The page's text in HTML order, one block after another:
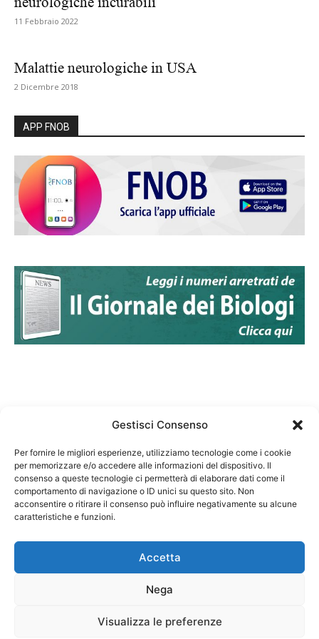
Gestisci Consenso
Per fornire le migliori esperienze, utilizziamo tecnologie come i cookie
per memorizzare e/o accedere alle informazioni del dispositivo. Il
consenso a queste tecnologie ci permetterà di elaborare dati come il
comportamento di navigazione o ID unici su questo sito. Non
acconsentire o ritirare il consenso può influire negativamente su alcune
caratteristiche e funzioni.
Accetta
Nega
Visualizza le preferenze
11 Febbraio 2022
Malattie neurologiche in USA
2 Dicembre 2018
APP FNOB
Federazione Nazionale Degli Ordini dei Biologi:
codice fiscale 80069130583
Responsabile sito internet www.fnob.it: Vincenzo
Privacy Policy Cookie Policy